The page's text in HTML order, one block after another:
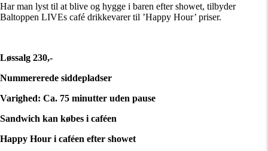
Har man lyst til at blive og hygge i baren efter showet, tilbyder
Baltoppen LIVEs café drikkevarer til ’Happy Hour’ priser.
Løssalg 230,-
Nummererede siddepladser
Varighed: Ca. 75 minutter uden pause
Sandwich kan købes i caféen
Happy Hour i caféen efter showet